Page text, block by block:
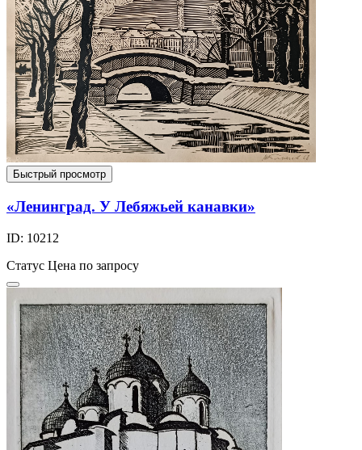
Быстрый просмотр
«Ленинград. У Лебяжьей канавки»
ID: 10212
Статус Цена по запросу